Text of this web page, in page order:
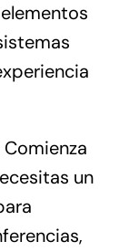
Comienza
un